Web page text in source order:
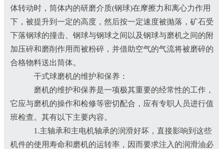
体转动时，筒体内的研磨介质(钢球)在摩擦力和离心力作用
下，被提升到一定的高度，然后按一定速度被抛落，矿石受
下落钢球的撞击、钢球与钢球之间以及钢球与磨机之间的附
加压碎和磨削作用而被粉碎，并借助空气的气流将被磨碎的
合格物料送出筒体。
干式球磨机的维护和保养：
磨机的维护和保养是一项极其重要的经常性的工作，
它应与磨机的操作和检修等密切配合，应有专职人员进行值
班检查。其有以下主要内容。
1.主轴承和主电机轴承的润滑好坏，直接影响到这些
机件的使用寿命和磨机的运转率，因而要求注入的润滑油必